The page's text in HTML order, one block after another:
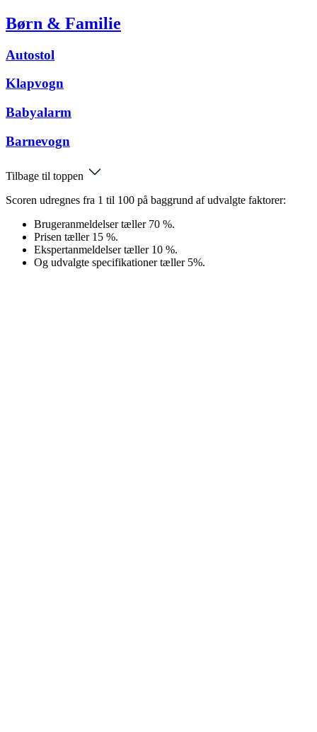
Børn & Familie
Autostol
Klapvogn
Babyalarm
Barnevogn
Tilbage til toppen
Scoren udregnes fra 1 til 100 på baggrund af udvalgte faktorer:
Brugeranmeldelser tæller 70 %.
Prisen tæller 15 %.
Ekspertanmeldelser tæller 10 %.
Og udvalgte specifikationer tæller 5%.